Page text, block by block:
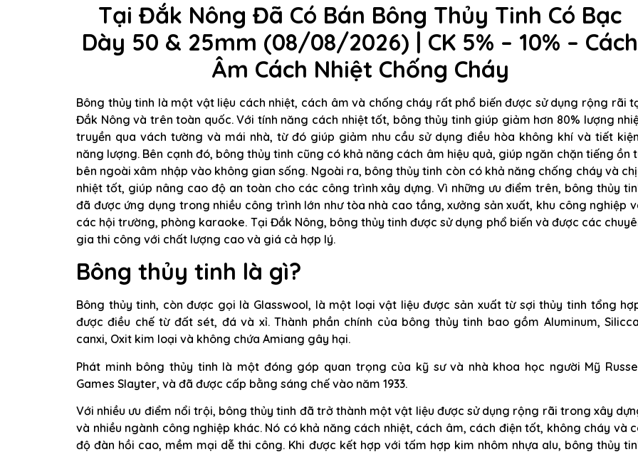
Tại Đắk Nông Đã Có Bán Bông Thủy Tinh Có Bạc
Dày 50 & 25mm (08/08/2026) | CK 5% – 10% – Cách
Âm Cách Nhiệt Chống Cháy
Bông thủy tinh là một vật liệu cách nhiệt, cách âm và chống cháy rất phổ biến được sử dụng rộng rãi
Đắk Nông và trên toàn quốc. Với tính năng cách nhiệt tốt, bông thủy tinh giúp giảm hơn 80% lượng
truyền qua vách tường và mái nhà, từ đó giúp giảm nhu cầu sử dụng điều hòa không khí và tiết
năng lượng. Bên cạnh đó, bông thủy tinh cũng có khả năng cách âm hiệu quả, giúp ngăn chặn tiếng ồn
bên ngoài xâm nhập vào không gian sống. Ngoài ra, bông thủy tinh còn có khả năng chống cháy và
nhiệt tốt, giúp nâng cao độ an toàn cho các công trình xây dựng. Vì những ưu điểm trên, bông thủy
đã được ứng dụng trong nhiều công trình lớn như tòa nhà cao tầng, xưởng sản xuất, khu công nghiệp
các hội trường, phòng karaoke. Tại Đắk Nông, bông thủy tinh được sử dụng phổ biến và được các
gia thi công với chất lượng cao và giá cả hợp lý.
Bông thủy tinh là gì?
Bông thủy tinh, còn được gọi là Glasswool, là một loại vật liệu được sản xuất từ sợi thủy tinh tổng
được điều chế từ đất sét, đá và xỉ. Thành phần chính của bông thủy tinh bao gồm Aluminum,
canxi, Oxit kim loại và không chứa Amiang gây hại.
Phát minh bông thủy tinh là một đóng góp quan trọng của kỹ sư và nhà khoa học người Mỹ
Games Slayter, và đã được cấp bằng sáng chế vào năm 1933.
Với nhiều ưu điểm nổi trội, bông thủy tinh đã trở thành một vật liệu được sử dụng rộng rãi trong xây
và nhiều ngành công nghiệp khác. Nó có khả năng cách nhiệt, cách âm, cách điện tốt, không cháy và
độ đàn hồi cao, mềm mại dễ thi công. Khi được kết hợp với tấm hợp kim nhôm nhựa alu, bông thủy